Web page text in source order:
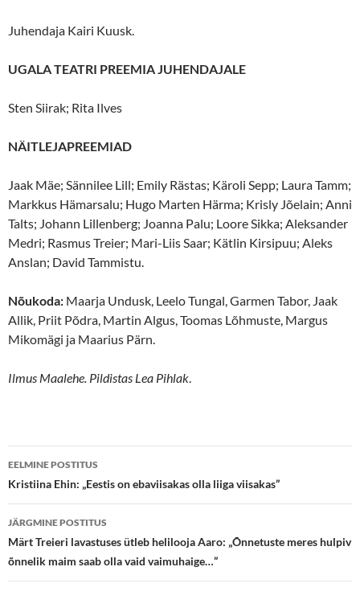
Juhendaja Kairi Kuusk.
UGALA TEATRI PREEMIA JUHENDAJALE
Sten Siirak; Rita Ilves
NÄITLEJAPREEMIAD
Jaak Mäe; Sännilee Lill; Emily Rästas; Käroli Sepp; Laura Tamm;
Markkus Hämarsalu; Hugo Marten Härma; Krisly Jõelain; Anni
Talts; Johann Lillenberg; Joanna Palu; Loore Sikka; Aleksander
Medri; Rasmus Treier; Mari-Liis Saar; Kätlin Kirsipuu; Aleks
Anslan; David Tammistu.
Nõukoda: Maarja Undusk, Leelo Tungal, Garmen Tabor, Jaak
Allik, Priit Põdra, Martin Algus, Toomas Lõhmuste, Margus
Mikomägi ja Maarius Pärn.
Ilmus Maalehe. Pildistas Lea Pihlak.
Postituste
töölaud
EELMINE POSTITUS
Kristiina Ehin: „Eestis on ebaviisakas olla liiga viisakas”
JÄRGMINE POSTITUS
Märt Treieri lavastuses ütleb helilooja Aaro: „Õnnetuste meres hulpiv
õnnelik maim saab olla vaid vaimuhaige…”